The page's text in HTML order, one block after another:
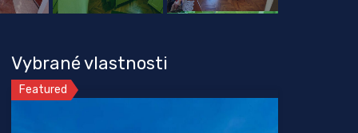
Vybrané vlastnosti
Featured